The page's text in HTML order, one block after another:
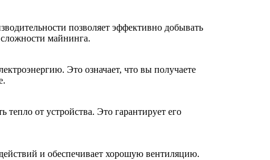
позволяет эффективно добывать
майнинга.
Это означает, что вы получаете
от устройства. Это гарантирует его
и обеспечивает хорошую вентиляцию.